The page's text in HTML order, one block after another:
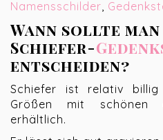
Namensschilder,
Wann sollte
Schiefer-
entscheiden?
Schiefer ist relativ billig
Größen mit schönen
erhältlich.